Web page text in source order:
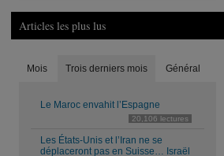
Articles les plus lus
Mois Trois derniers mois Général
Le Maroc envahit l’Espagne
20,106 lectures
Les États-Unis et l’Iran ne se
déplaceront pas en Suisse… Israël